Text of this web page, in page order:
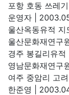
포항 호동 쓰레
운영자
울산옥동유적
울산문화재연구
경주 봉길리유
영남문화재연구
여주 중암리 고
한준영